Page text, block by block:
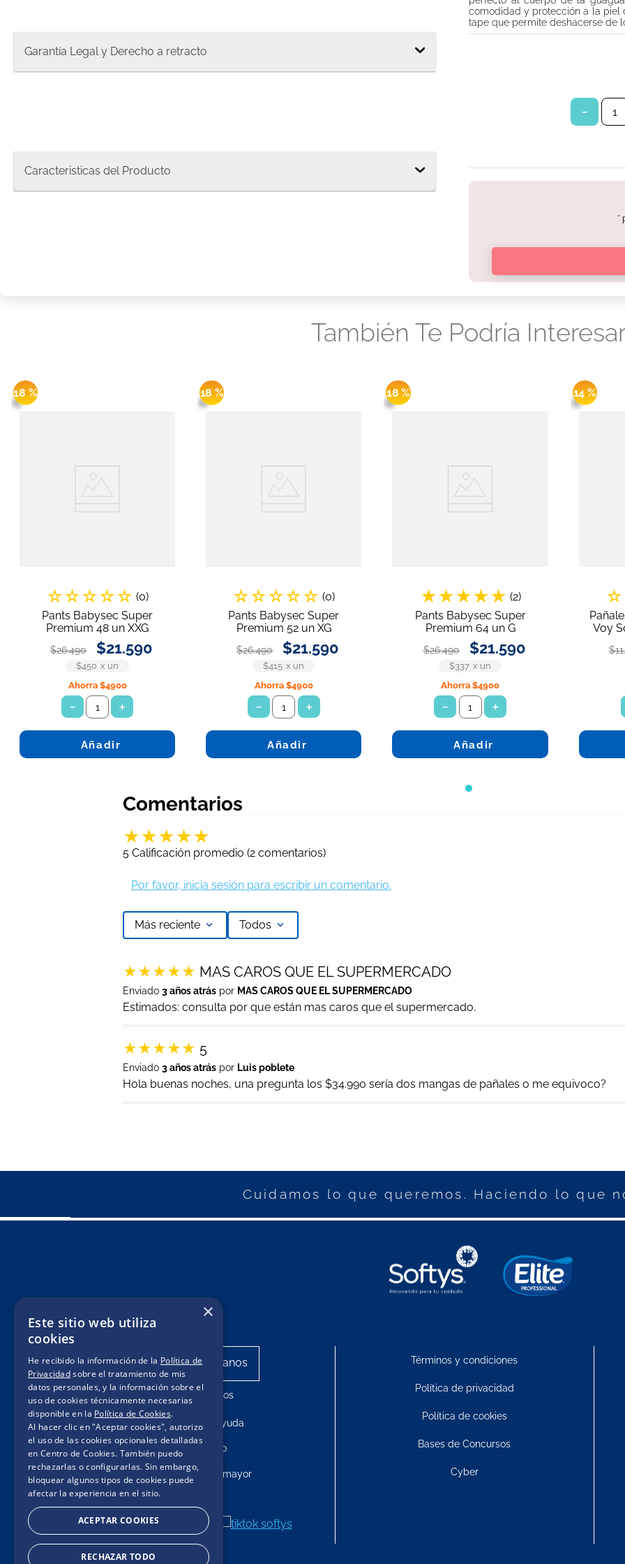
Garantía Legal y Derecho a retracto
Caracteristicas del Producto
comodidad y protección a la piel
tape que permite deshacerse de
－
*
También Te Podría
18 %
☆☆☆☆☆ (0)
Pants Babysec Super
Premium 48 un XXG
$26.490 $21.590
$450 x un
Ahorra $4900
＋
－
Añadir
18 %
☆☆☆☆☆ (0)
Pants Babysec Super
Premium 52 un XG
$26.490 $21.590
$415 x un
Ahorra $4900
＋
－
Añadir
18 %
★★★★★ (2)
Pants Babysec Super
Premium 64 un G
$26.490 $21.590
$337 x un
Ahorra $4900
＋
－
Añadir
14 %
☆
Voy
$11
Comentarios
★★★★★
5 Calificación promedio (2 comentarios)
Por favor, inicia sesión para escribir un comentario.
Más reciente Todos
★★★★★ MAS CAROS QUE EL SUPERMERCADO
Enviado 3 años atrás por MAS CAROS QUE EL SUPERMERCADO
Estimados: consulta por que están mas caros que el supermercado.
★★★★★ 5
Enviado 3 años atrás por Luis poblete
Hola buenas noches, una pregunta los $34.990 sería dos mangas de pañales o me equivoco?
Cuidamos lo que queremos. Haciendo lo que
Mis pedidos
Centro de ayuda
Contacto
Compras por mayor
Términos y condiciones
Política de privacidad
Política de cookies
Bases de Concursos
Cyber
×
Este sitio web utiliza
cookies
He recibido la información de la Política de
Privacidadsobre el tratamiento de mis
datos personales, y la información sobre el
uso de cookies técnicamente necesarias
disponible en la Política de Cookies.
Al hacer clic en "Aceptar cookies", autorizo
el uso de las cookies opcionales detalladas
en Centro de Cookies. También puedo
rechazarlas o configurarlas. Sin embargo,
bloquear algunos tipos de cookies puede
afectar la experiencia en el sitio.
ACEPTAR COOKIES
RECHAZAR TODO
protector diario ladysoft protección ultradelgada tela suave